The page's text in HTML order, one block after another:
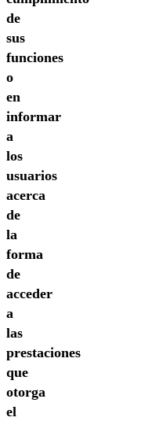
de
sus
funciones
o
en
informar
a
los
usuarios
acerca
de
la
forma
de
acceder
a
las
prestaciones
que
otorga
el